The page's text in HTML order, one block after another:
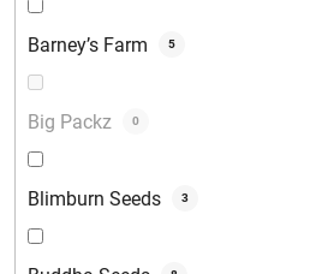
Barney’s Farm 5
Big Packz 0
Blimburn Seeds 3